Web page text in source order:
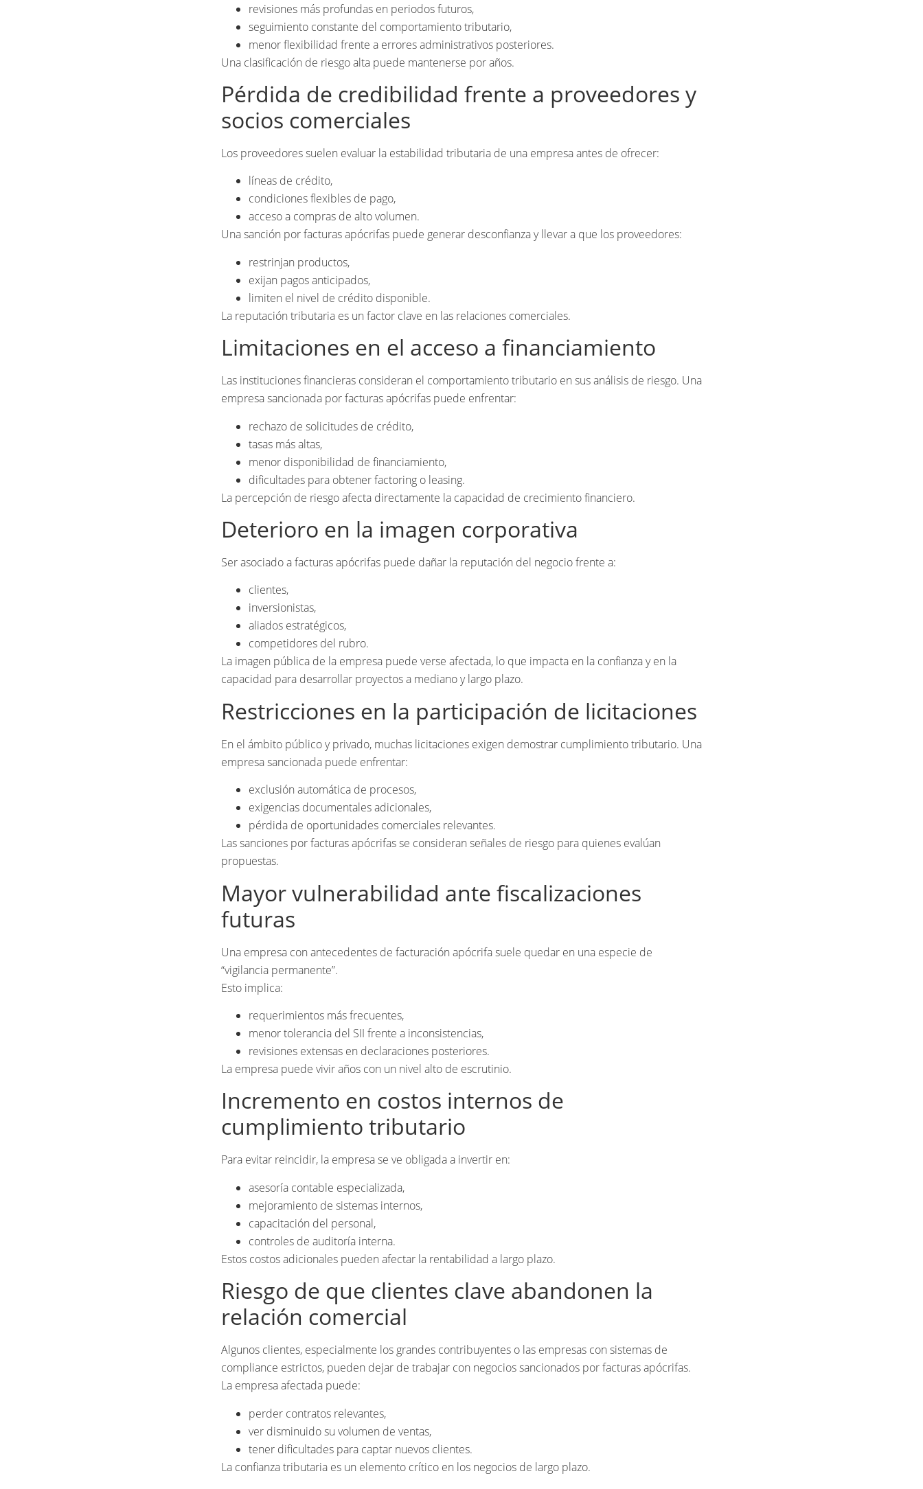
revisiones más profundas en periodos futuros,
seguimiento constante del comportamiento tributario,
menor flexibilidad frente a errores administrativos posteriores.
Una clasificación de riesgo alta puede mantenerse por años.
Pérdida de credibilidad frente a proveedores y
socios comerciales
Los proveedores suelen evaluar la estabilidad tributaria de una empresa antes de ofrecer:
líneas de crédito,
condiciones flexibles de pago,
acceso a compras de alto volumen.
Una sanción por facturas apócrifas puede generar desconfianza y llevar a que los proveedores:
restrinjan productos,
exijan pagos anticipados,
limiten el nivel de crédito disponible.
La reputación tributaria es un factor clave en las relaciones comerciales.
Limitaciones en el acceso a financiamiento
Las instituciones financieras consideran el comportamiento tributario en sus análisis de riesgo. Una
empresa sancionada por facturas apócrifas puede enfrentar:
rechazo de solicitudes de crédito,
tasas más altas,
menor disponibilidad de financiamiento,
dificultades para obtener factoring o leasing.
La percepción de riesgo afecta directamente la capacidad de crecimiento financiero.
Deterioro en la imagen corporativa
Ser asociado a facturas apócrifas puede dañar la reputación del negocio frente a:
clientes,
inversionistas,
aliados estratégicos,
competidores del rubro.
La imagen pública de la empresa puede verse afectada, lo que impacta en la confianza y en la
capacidad para desarrollar proyectos a mediano y largo plazo.
Restricciones en la participación de licitaciones
En el ámbito público y privado, muchas licitaciones exigen demostrar cumplimiento tributario. Una
empresa sancionada puede enfrentar:
exclusión automática de procesos,
exigencias documentales adicionales,
pérdida de oportunidades comerciales relevantes.
Las sanciones por facturas apócrifas se consideran señales de riesgo para quienes evalúan
propuestas.
Mayor vulnerabilidad ante fiscalizaciones
futuras
Una empresa con antecedentes de facturación apócrifa suele quedar en una especie de
“vigilancia permanente”.
Esto implica:
requerimientos más frecuentes,
menor tolerancia del SII frente a inconsistencias,
revisiones extensas en declaraciones posteriores.
La empresa puede vivir años con un nivel alto de escrutinio.
Incremento en costos internos de
cumplimiento tributario
Para evitar reincidir, la empresa se ve obligada a invertir en:
asesoría contable especializada,
mejoramiento de sistemas internos,
capacitación del personal,
controles de auditoría interna.
Estos costos adicionales pueden afectar la rentabilidad a largo plazo.
Riesgo de que clientes clave abandonen la
relación comercial
Algunos clientes, especialmente los grandes contribuyentes o las empresas con sistemas de
compliance estrictos, pueden dejar de trabajar con negocios sancionados por facturas apócrifas.
La empresa afectada puede:
perder contratos relevantes,
ver disminuido su volumen de ventas,
tener dificultades para captar nuevos clientes.
La confianza tributaria es un elemento crítico en los negocios de largo plazo.